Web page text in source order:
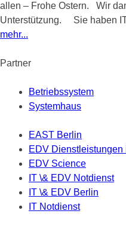
allen – Frohe Ostern. Wir
Unterstützung. Sie haben
mehr...
Partner
Betriebssystem
Systemhaus
EAST Berlin
EDV Dienstleistungen
EDV Science
IT \& EDV Notdienst
IT \& EDV Berlin
IT Notdienst